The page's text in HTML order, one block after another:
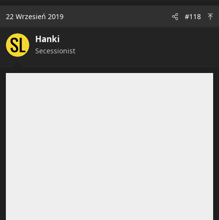
i
n
s
:
22 Wrzesień 2019 #118
Hanki
Secessionist